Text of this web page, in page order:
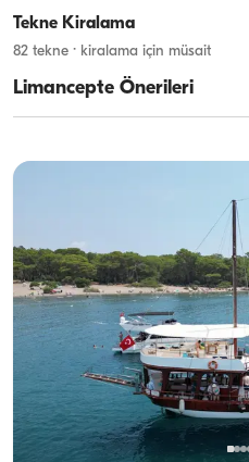
Tekne Kiralama
82 tekne · kiralama için müsait
Limancepte Önerileri